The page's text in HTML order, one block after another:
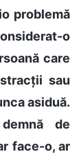
problemă
o
care
sau
asiduă.
de
face-o, ar